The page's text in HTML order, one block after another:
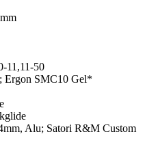
11,11-50
Ergon SMC10 Gel*
Alu; Satori R&M Custom